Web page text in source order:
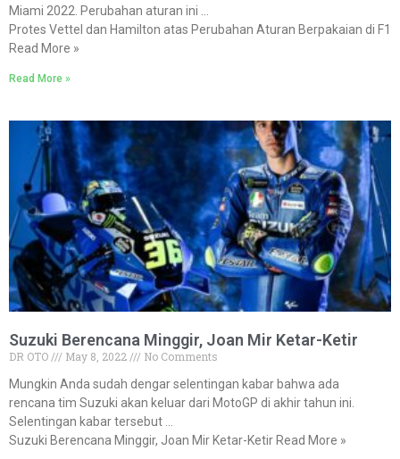
Miami 2022. Perubahan aturan ini …
Protes Vettel dan Hamilton atas Perubahan Aturan Berpakaian di F1
Read More »
Read More »
Suzuki Berencana Minggir, Joan Mir Ketar-Ketir
DR OTO May 8, 2022
No Comments
Mungkin Anda sudah dengar selentingan kabar bahwa ada
rencana tim Suzuki akan keluar dari MotoGP di akhir tahun ini.
Selentingan kabar tersebut …
Suzuki Berencana Minggir, Joan Mir Ketar-Ketir Read More »